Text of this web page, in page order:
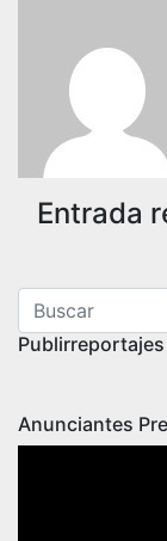
entradas
Entrada
Publirreportajes
Anunciantes